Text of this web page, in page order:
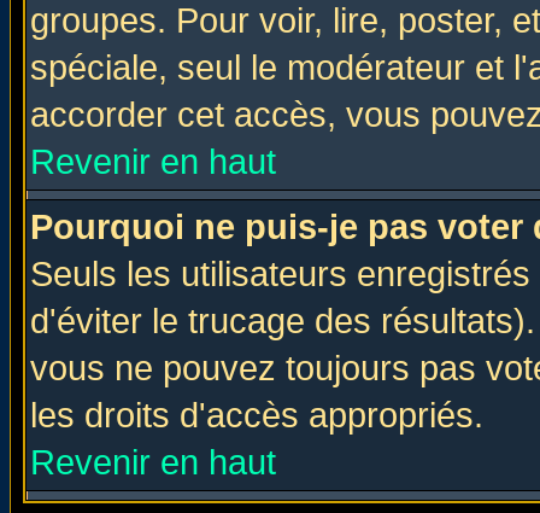
groupes. Pour voir, lire, poster,
spéciale, seul le modérateur et
accorder cet accès, vous
Revenir en haut
Pourquoi ne puis-je pas voter
Seuls les utilisateurs
d'éviter le trucage des
vous ne pouvez toujours pas
les droits d'accès appropriés.
Revenir en haut